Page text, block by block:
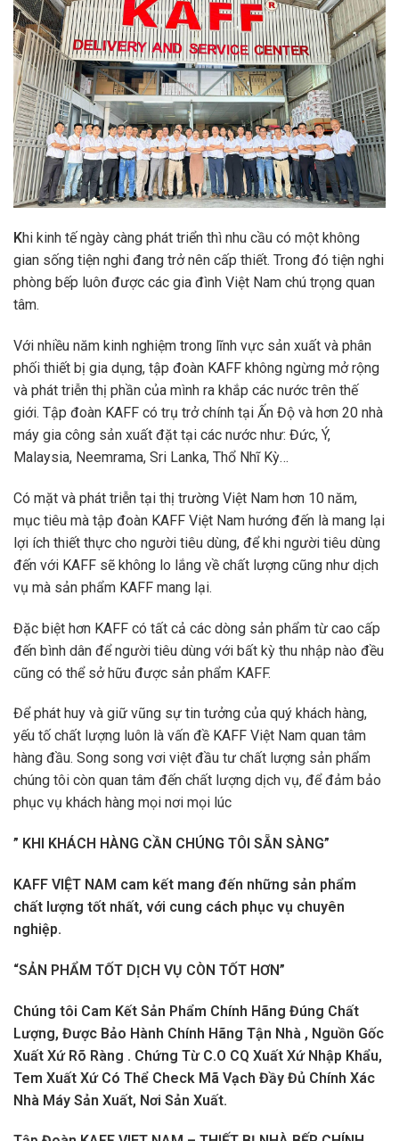
Khi kinh tế ngày càng phát triển thì nhu cầu có một không
gian sống tiện nghi đang trở nên cấp thiết. Trong đó tiện nghi
phòng bếp luôn được các gia đình Việt Nam chú trọng quan
tâm.
Với nhiều năm kinh nghiệm trong lĩnh vực sản xuất và phân
phối thiết bị gia dụng, tập đoàn KAFF không ngừng mở rộng
và phát triễn thị phần của mình ra khắp các nước trên thế
giới. Tập đoàn KAFF có trụ trở chính tại Ấn Độ và hơn 20 nhà
máy gia công sản xuất đặt tại các nước như: Đức, Ý,
Malaysia, Neemrama, Sri Lanka, Thổ Nhĩ Kỳ…
Có mặt và phát triễn tại thị trường Việt Nam hơn 10 năm,
mục tiêu mà tập đoàn KAFF Việt Nam hướng đến là mang lại
lợi ích thiết thực cho người tiêu dùng, để khi người tiêu dùng
đến với KAFF sẽ không lo lắng về chất lượng cũng như dịch
vụ mà sản phẩm KAFF mang lại.
Đặc biệt hơn KAFF có tất cả các dòng sản phẩm từ cao cấp
đến bình dân để người tiêu dùng với bất kỳ thu nhập nào đều
cũng có thể sở hữu được sản phẩm KAFF.
Để phát huy và giữ vũng sự tin tưởng của quý khách hàng,
yếu tố chất lượng luôn là vấn đề KAFF Việt Nam quan tâm
hàng đầu. Song song vơi việt đầu tư chất lượng sản phẩm
chúng tôi còn quan tâm đến chất lượng dịch vụ, để đảm bảo
phục vụ khách hàng mọi nơi mọi lúc
” KHI KHÁCH HÀNG CẦN CHÚNG TÔI SẴN SÀNG”
KAFF VIỆT NAM cam kết mang đến những sản phẩm
chất lượng tốt nhất, với cung cách phục vụ chuyên
nghiệp.
“SẢN PHẨM TỐT DỊCH VỤ CÒN TỐT HƠN”
Chúng tôi Cam Kết Sản Phẩm Chính Hãng Đúng Chất
Lượng, Được Bảo Hành Chính Hãng Tận Nhà , Nguồn Gốc
Xuất Xứ Rõ Ràng . Chứng Từ C.O CQ Xuất Xứ Nhập Khẩu,
Tem Xuất Xứ Có Thể Check Mã Vạch Đầy Đủ Chính Xác
Nhà Máy Sản Xuất, Nơi Sản Xuất.